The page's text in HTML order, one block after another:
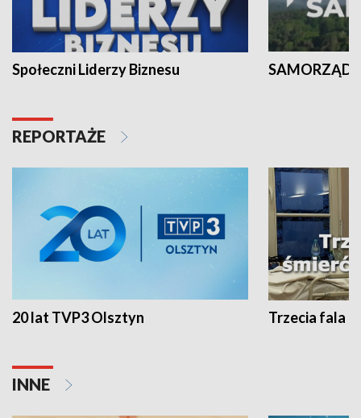
Społeczni Liderzy Biznesu SAMORZĄD
REPORTAŻE
20 lat TVP3 Olsztyn Trzecia fala -
INNE